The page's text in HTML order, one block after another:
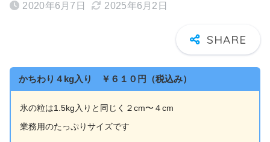
2020年6月7日 2025年6月2日
かちわり４kg入り ￥６１０円（税込み）
氷の粒は1.5kg入りと同じく２cm〜４cm
業務用のたっぷりサイズです